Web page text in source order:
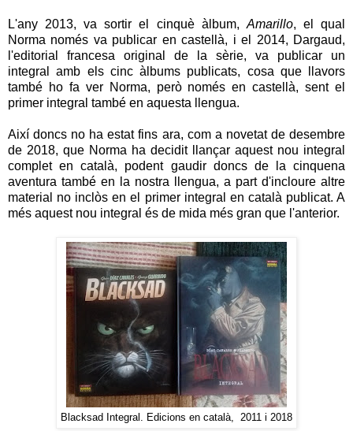
L'any 2013, va sortir el cinquè àlbum, Amarillo, el qual
Norma només va publicar en castellà, i el 2014, Dargaud,
l'editorial francesa original de la sèrie, va publicar un
integral amb els cinc àlbums publicats, cosa que llavors
també ho fa ver Norma, però només en castellà, sent el
primer integral també en aquesta llengua.
Així doncs no ha estat fins ara, com a novetat de desembre
de 2018, que Norma ha decidit llançar aquest nou integral
complet en català, podent gaudir doncs de la cinquena
aventura també en la nostra llengua, a part d'incloure altre
material no inclòs en el primer integral en català publicat. A
més aquest nou integral és de mida més gran que l'anterior.
Blacksad Integral. Edicions en català, 2011 i 2018